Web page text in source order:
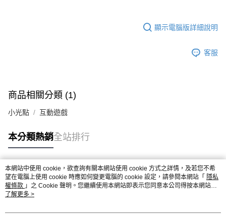
顯示電腦版詳細說明
客服
商品相關分類 (1)
小光點 互動遊戲
本分類熱銷全站排行
熱門標籤
本網站中使用 cookie，欲查詢有關本網站使用 cookie 方式之詳情，及若您不希
望在電腦上使用 cookie 時應如何變更電腦的 cookie 設定，請參閱本網站「 隱私
權條款 」之 Cookie 聲明。您繼續使用本網站即表示您同意本公司得按本網站使
用條款之 Cookie 聲明使用 cookie。
了解更多 >